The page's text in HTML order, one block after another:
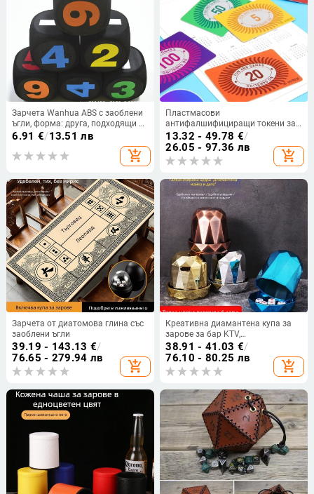
Зарчета Wanhua ABS с заоблени
ъгли, форма: друга, подходящи за
настолни игри, шах и карти
6.91 €/13.51 лв
add_shopping_cart
Пластмасови
антифалшифициращи токени за
маджонг и игрални карти
13.32 - 49.78 €/
26.05 - 97.36 лв
add_shopping_cart
Зарчета от диатомова глина със
заоблени ъгли
39.19 - 143.13 €/
76.65 - 279.94 лв
add_shopping_cart
Креативна диамантена купа за
зарове за бар KTV,
персонализирано лого и цветове
на заровете
38.91 - 41.03 €/
76.10 - 80.25 лв
add_shopping_cart